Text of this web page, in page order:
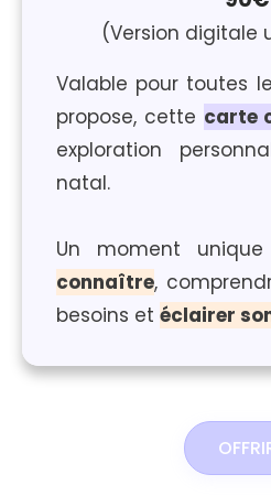
(Version digitale
Valable pour toutes
propose, cette carte
exploration
natal.
Un moment
connaître,
besoins et éclairer